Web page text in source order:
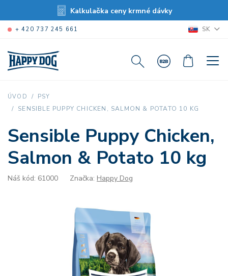
Kalkulačka ceny krmné dávky
+ 420 737 245 661 SK
ÚVOD PSY
SENSIBLE PUPPY CHICKEN, SALMON & POTATO 10 KG
Sensible Puppy Chicken,
Salmon & Potato 10 kg
Náš kód: 61000 Značka: Happy Dog